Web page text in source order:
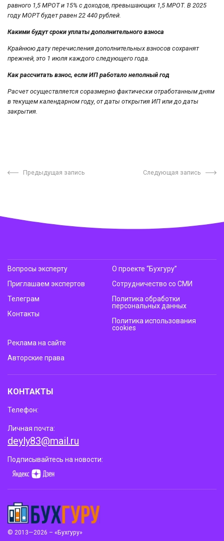
равного 1,5 МРОТ и 15% с доходов, превышающих 1,5 МРОТ. В 2025
году МОРТ будет равен 22 440 рублей.
Какими будут сроки уплаты дополнительного взноса
Крайнюю дату перечисления дополнительных взносов сохранят
прежней, это 1 июля каждого следующего года.
Как рассчитать взнос, если ИП работало неполный год
Расчет осуществляется соразмерно фактически отработанным дням
в текущем календарном году, от даты открытия ИП или до даты
закрытия.
Предыдущая запись Следующая запись
© 2013—2026 – «Бухгуру»
Вопросы эксперту
Приглашаем экспертов
Телеграм
Контакты
О проекте “Бухгуру”
Сотрудничество со СМИ
Политика обработки
персональных данных
Политика использования
cookies
Реклама на сайте
Авторские права
КОНТАКТЫ
Телефон:
Личная почта:
deyly83@mail.ru
Подписывайтесь на новости: